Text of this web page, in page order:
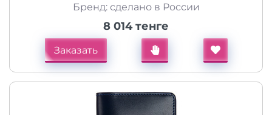
Бренд: сделано в России
8 014 тенге
Заказать